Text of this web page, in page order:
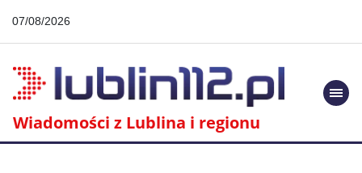
07/08/2026
Wiadomości z Lublina i regionu